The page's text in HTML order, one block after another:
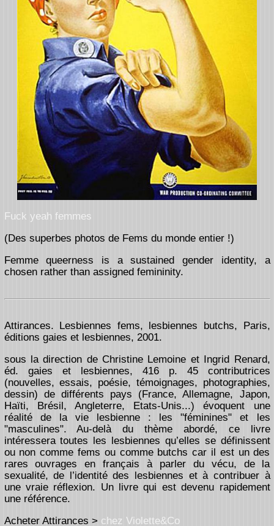
Fuck yeah femmes
(Des superbes photos de Fems du monde entier !)
Femme queerness is a sustained gender identity, a
chosen rather than assigned femininity.
Attirances. Lesbiennes fems, lesbiennes butchs, Paris,
éditions gaies et lesbiennes, 2001.
sous la direction de Christine Lemoine et Ingrid Renard,
éd. gaies et lesbiennes, 416 p. 45 contributrices
(nouvelles, essais, poésie, témoignages, photographies,
dessin) de différents pays (France, Allemagne, Japon,
Haïti, Brésil, Angleterre, Etats-Unis...) évoquent une
réalité de la vie lesbienne : les "féminines" et les
"masculines". Au-delà du thème abordé, ce livre
intéressera toutes les lesbiennes qu’elles se définissent
ou non comme fems ou comme butchs car il est un des
rares ouvrages en français à parler du vécu, de la
sexualité, de l’identité des lesbiennes et à contribuer à
une vraie réflexion. Un livre qui est devenu rapidement
une référence.
Acheter Attirances > chez Violette&Co